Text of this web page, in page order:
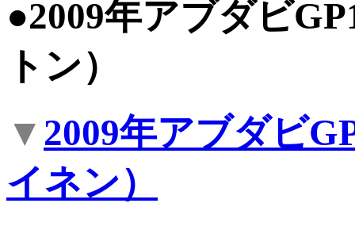
●2009年アブダビ
トン）
▼ 2009年アブダビ
イネン）